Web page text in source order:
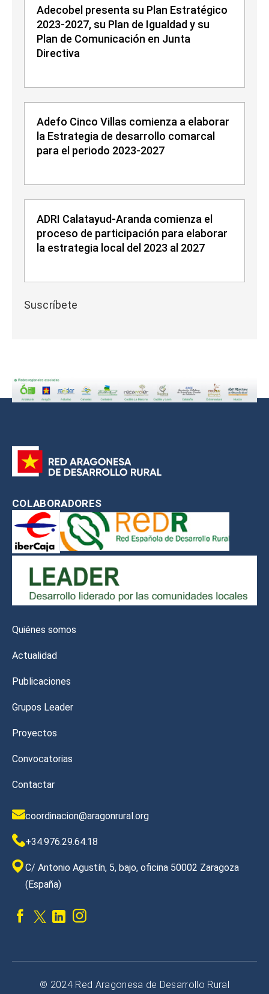
Adecobel presenta su Plan Estratégico
2023-2027, su Plan de Igualdad y su
Plan de Comunicación en Junta
Directiva
Adefo Cinco Villas comienza a elaborar
la Estrategia de desarrollo comarcal
para el periodo 2023-2027
ADRI Calatayud-Aranda comienza el
proceso de participación para elaborar
la estrategia local del 2023 al 2027
Suscríbete
COLABORADORES
Quiénes somos
Actualidad
Publicaciones
Grupos Leader
Proyectos
Convocatorias
Contactar
coordinacion@aragonrural.org
+34.976.29.64.18
C/ Antonio Agustín, 5, bajo, oficina 50002 Zaragoza
(España)
© 2024 Red Aragonesa de Desarrollo Rural